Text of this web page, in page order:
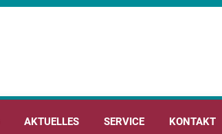
AKTUELLES SERVICE KONTAKT